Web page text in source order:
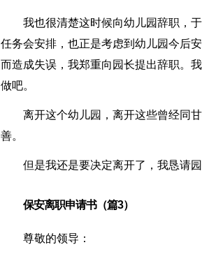
我也很清楚这时候向幼儿园辞职，
任务会安排，也正是考虑到幼儿园今后
而造成失误，我郑重向园长提出辞职。
做吧。
离开这个幼儿园，离开这些曾经同
善。
但是我还是要决定离开了，我恳请
保安离职申请书（篇3）
尊敬的领导：